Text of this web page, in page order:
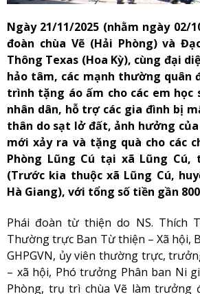
Ngày 21/11/2025 (nhằm ngày 02/
đoàn chùa Vẽ (Hải Phòng) và
Thông Texas (Hoa Kỳ), cùng đại
hảo tâm, các mạnh thường quân
trình tặng áo ấm cho các em học
nhân dân, hỗ trợ các gia đình bị
thân do sạt lở đất, ảnh hưởng của
mới xảy ra và tặng quà cho các
Phòng Lũng Cú tại xã Lũng Cú,
(Trước kia thuộc xã Lũng Cú,
Hà Giang), với tổng số tiền gần
Phái đoàn từ thiện do NS. Thích
Thường trực Ban Từ thiện – Xã hội,
GHPGVN, ủy viên thường trực,
– xã hội, Phó trưởng Phân ban Ni
Phòng, trụ trì chùa Vẽ làm trưởng